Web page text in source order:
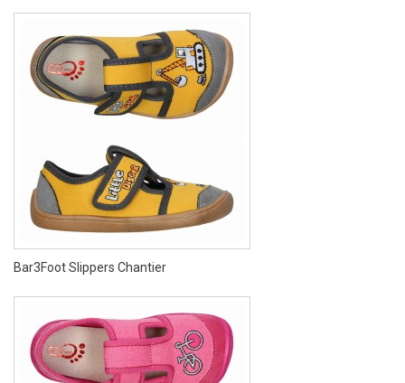
Bar3Foot Slippers Chantier